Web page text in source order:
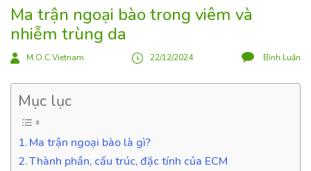
Ma trận ngoại bào trong viêm và
nhiễm trùng da
M.O.C Vietnam 22/12/2024 Bình Luận
Mục lục
Ma trận ngoại bào là gì?
Thành phần, cấu trúc, đặc tính của ECM